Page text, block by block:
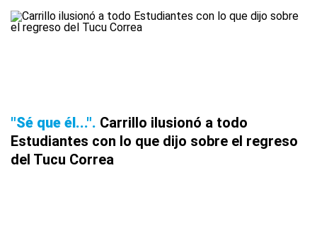
"Sé que él..." Carrillo ilusionó a todo
Estudiantes con lo que dijo sobre el regreso
del Tucu Correa